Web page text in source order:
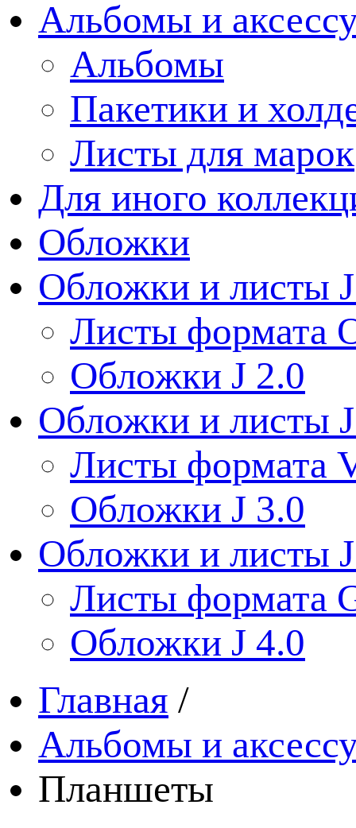
Альбомы и
Альбомы
Пакетики и
Листы для марок
Для иного
Обложки
Обложки и листы
Листы формата
Обложки J 2.0
Обложки и листы
Листы формата
Обложки J 3.0
Обложки и листы
Листы формата
Обложки J 4.0
Главная /
Альбомы и
Планшеты